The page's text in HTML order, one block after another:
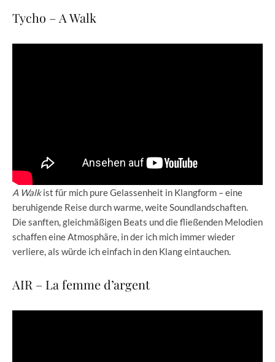
Tycho – A Walk
A Walkist für mich pure Gelassenheit in Klangform – eine
beruhigende Reise durch warme, weite Soundlandschaften.
Die sanften, gleichmäßigen Beats und die fließenden Melodien
schaffen eine Atmosphäre, in der ich mich immer wieder
verliere, als würde ich einfach in den Klang eintauchen.
AIR – La femme d’argent